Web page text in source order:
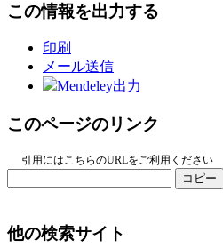
この情報を出力する
印刷
メール送信
Mendeley出力
このページのリンク
引用にはこちらのURLをご利用ください
コピー
他の検索サイト